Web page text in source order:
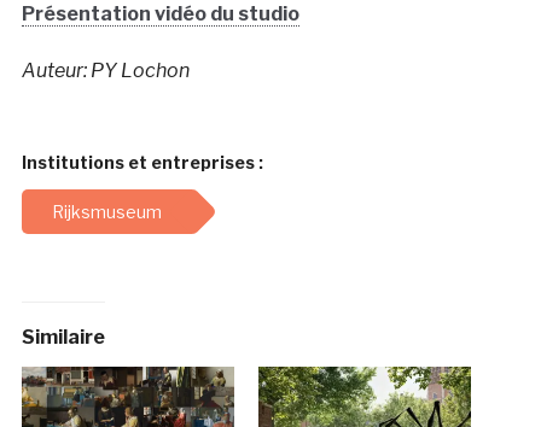
Présentation vidéo du studio
Auteur: PY Lochon
Institutions et entreprises :
Rijksmuseum
Similaire